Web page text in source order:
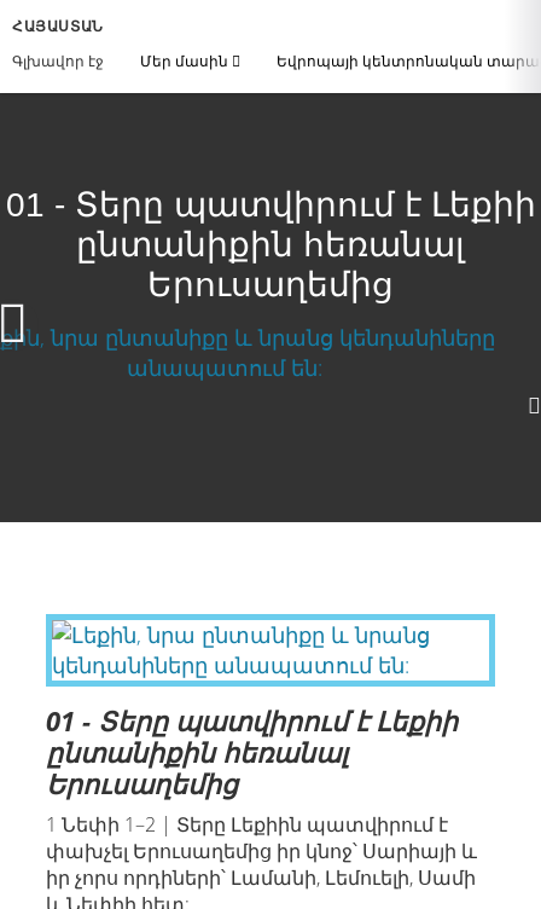
ՀԱՅԱՍՏԱՆ
Գլխավոր էջ
Մեր մասին Եվրոպայի կենտրոնական
01 - Տերը պատվիրում է Լեքիի
ընտանիքին հեռանալ
Երուսաղեմից
01 - Տերը պատվիրում է Լեքիի
ընտանիքին հեռանալ
Երուսաղեմից
1 Նեփի 1–2 | Տերը Լեքիին պատվիրում է
փախչել Երուսաղեմից իր կնոջ՝ Սարիայի և
իր չորս որդիների՝ Լամանի, Լեմուելի, Սամի